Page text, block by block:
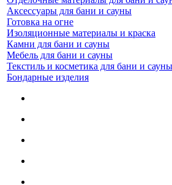
Аксессуары для бани и сауны
Готовка на огне
Изоляционные материалы и краска
Камни для бани и сауны
Мебель для бани и сауны
Текстиль и косметика для бани и сауны
Бондарные изделия